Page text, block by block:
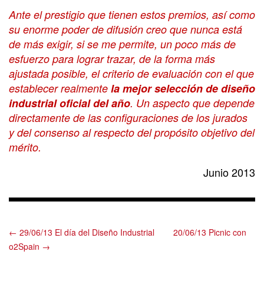
Ante el prestigio que tienen estos premios, así como
su enorme poder de difusión creo que nunca está
de más exigir, si se me permite, un poco más de
esfuerzo para lograr trazar, de la forma más
ajustada posible, el criterio de evaluación con el que
establecer realmente la mejor selección de diseño
industrial oficial del año. Un aspecto que depende
directamente de las configuraciones de los jurados
y del consenso al respecto del propósito objetivo del
mérito.
Junio 2013
← 29/06/13 El día del Diseño Industrial
20/06/13 Picnic con
o2Spain →